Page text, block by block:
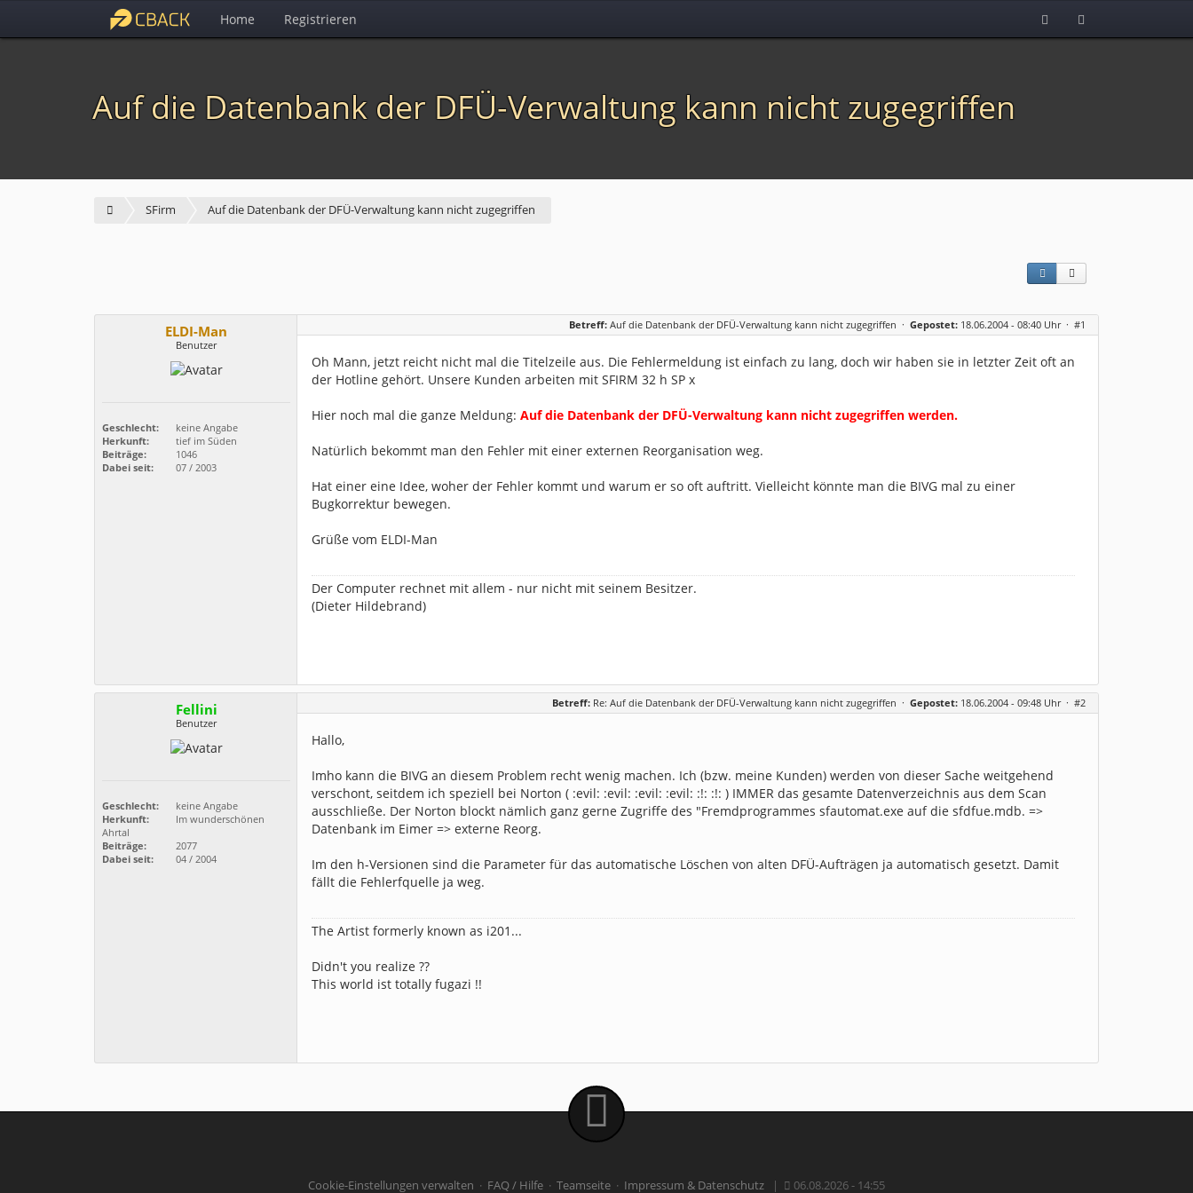
Home Registrieren
Auf die Datenbank der DFÜ-Verwaltung kann nicht zugegriffen
SFirm Auf die Datenbank der DFÜ-Verwaltung kann nicht zugegriffen
ELDI-Man
Benutzer
Geschlecht:
keine Angabe
Herkunft:
tief im Süden
Beiträge:
1046
Dabei seit:
07 / 2003
Betreff: Auf die Datenbank der DFÜ-Verwaltung kann nicht zugegriffen · Gepostet: 18.06.2004 - 08:40 Uhr · #1
Oh Mann, jetzt reicht nicht mal die Titelzeile aus. Die Fehlermeldung ist einfach zu lang, doch wir haben sie in letzter Zeit oft an
der Hotline gehört. Unsere Kunden arbeiten mit SFIRM 32 h SP x
Hier noch mal die ganze Meldung: Auf die Datenbank der DFÜ-Verwaltung kann nicht zugegriffen werden.
Natürlich bekommt man den Fehler mit einer externen Reorganisation weg.
Hat einer eine Idee, woher der Fehler kommt und warum er so oft auftritt. Vielleicht könnte man die BIVG mal zu einer
Bugkorrektur bewegen.
Grüße vom ELDI-Man
Der Computer rechnet mit allem - nur nicht mit seinem Besitzer.
(Dieter Hildebrand)
Fellini
Benutzer
Geschlecht:
keine Angabe
Herkunft:
Im wunderschönen
Ahrtal
Beiträge:
2077
Dabei seit:
04 / 2004
Betreff: Re: Auf die Datenbank der DFÜ-Verwaltung kann nicht zugegriffen · Gepostet: 18.06.2004 - 09:48 Uhr · #2
Hallo,
Imho kann die BIVG an diesem Problem recht wenig machen. Ich (bzw. meine Kunden) werden von dieser Sache weitgehend
verschont, seitdem ich speziell bei Norton ( :evil: :evil: :evil: :evil: :!: :!: ) IMMER das gesamte Datenverzeichnis aus dem Scan
ausschließe. Der Norton blockt nämlich ganz gerne Zugriffe des "Fremdprogrammes sfautomat.exe auf die sfdfue.mdb. =>
Datenbank im Eimer => externe Reorg.
Im den h-Versionen sind die Parameter für das automatische Löschen von alten DFÜ-Aufträgen ja automatisch gesetzt. Damit
fällt die Fehlerfquelle ja weg.
The Artist formerly known as i201...
Didn't you realize ??
This world ist totally fugazi !!
Cookie-Einstellungen verwalten · FAQ / Hilfe · Teamseite · Impressum & Datenschutz | 06.08.2026 - 14:55